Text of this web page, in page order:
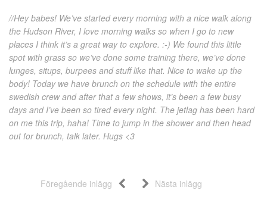
//Hey babes! We’ve started every morning with a nice walk along
the Hudson River, I love morning walks so when I go to new
places I think it’s a great way to explore. :-) We found this little
spot with grass so we’ve done some training there, we’ve done
lunges, situps, burpees and stuff like that. Nice to wake up the
body! Today we have brunch on the schedule with the entire
swedish crew and after that a few shows, it’s been a few busy
days and I’ve been so tired every night. The jetlag has been hard
on me this trip, haha! Time to jump in the shower and then head
out for brunch, talk later. Hugs <3
Föregående inlägg Nästa inlägg